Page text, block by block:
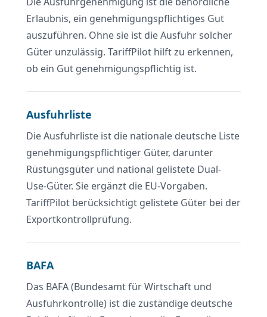
Erlaubnis, ein genehmigungspflichtiges Gut
auszuführen. Ohne sie ist die Ausfuhr solcher
Güter unzulässig. TariffPilot hilft zu erkennen,
ob ein Gut genehmigungspflichtig ist.
Ausfuhrliste
Die Ausfuhrliste ist die nationale deutsche Liste
genehmigungspflichtiger Güter, darunter
Rüstungsgüter und national gelistete Dual-
Use-Güter. Sie ergänzt die EU-Vorgaben.
TariffPilot berücksichtigt gelistete Güter bei der
Exportkontrollprüfung.
BAFA
Das BAFA (Bundesamt für Wirtschaft und
Ausfuhrkontrolle) ist die zuständige deutsche